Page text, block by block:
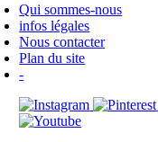
Qui sommes-nous
infos légales
Nous contacter
Plan du site
-